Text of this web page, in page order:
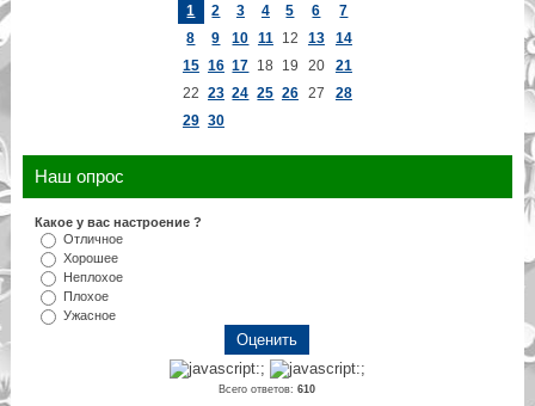
1
2 3 4 5 6
7
8
9 10 11 12 13
14
15 16 17 18 19 20
21
22 23 24 25 26 27
28
29 30
Наш опрос
Какое у вас настроение ?
Отличное
Хорошее
Неплохое
Плохое
Ужасное
Всего ответов:610